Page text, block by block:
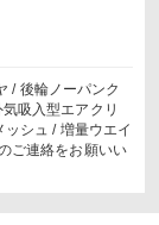
/ 後輪ノーパンク
吸入型エアクリ
シュ / 増量ウエイ
ご連絡をお願いい